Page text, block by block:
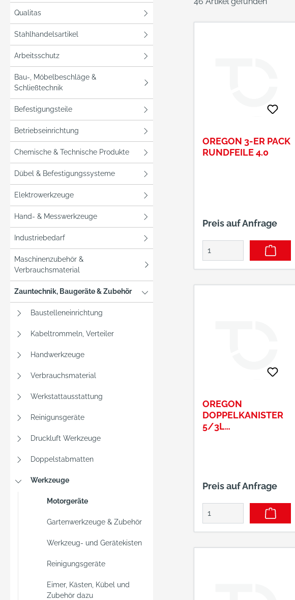
Qualitas
Stahlhandelsartikel
Arbeitsschutz
Bau-, Möbelbeschläge &
Schließtechnik
Befestigungsteile
Betriebseinrichtung
Chemische & Technische Produkte
Dübel & Befestigungssysteme
Elektrowerkzeuge
Hand- & Messwerkzeuge
Industriebedarf
Maschinenzubehör &
Verbrauchsmaterial
Zauntechnik, Baugeräte & Zubehör
Baustelleneinrichtung
Kabeltrommeln, Verteiler
Handwerkzeuge
Verbrauchsmaterial
Werkstattausstattung
Reinigunsgeräte
Druckluft Werkzeuge
Doppelstabmatten
Werkzeuge
Motorgeräte
Gartenwerkzeuge & Zubehör
Werkzeug- und Gerätekisten
Reinigungsgeräte
Eimer, Kästen, Kübel und
Zubehör dazu
OREGON 3-ER PACK
RUNDFEILE 4.0
Preis auf Anfrage
OREGON
DOPPELKANISTER
5/3L
Preis auf Anfrage